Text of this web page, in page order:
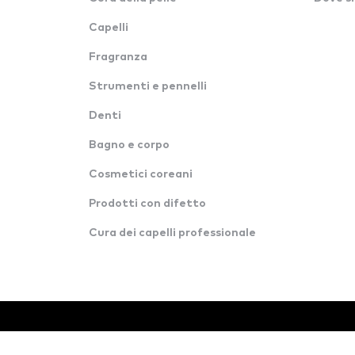
Capelli
Fragranza
Strumenti e pennelli
Denti
Bagno e corpo
Cosmetici coreani
Prodotti con difetto
Cura dei capelli professionale